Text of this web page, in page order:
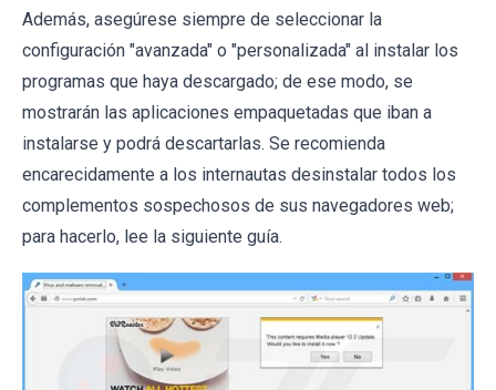
Además, asegúrese siempre de seleccionar la
configuración "avanzada" o "personalizada" al instalar los
programas que haya descargado; de ese modo, se
mostrarán las aplicaciones empaquetadas que iban a
instalarse y podrá descartarlas. Se recomienda
encarecidamente a los internautas desinstalar todos los
complementos sospechosos de sus navegadores web;
para hacerlo, lee la siguiente guía.